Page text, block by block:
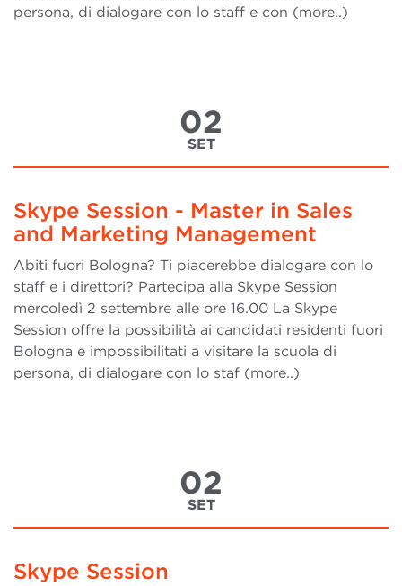
persona, di dialogare con lo staff e con (more..)
02
SET
Skype Session - Master in Sales
and Marketing Management
Abiti fuori Bologna? Ti piacerebbe dialogare con lo
staff e i direttori? Partecipa alla Skype Session
mercoledì 2 settembre alle ore 16.00 La Skype
Session offre la possibilità ai candidati residenti fuori
Bologna e impossibilitati a visitare la scuola di
persona, di dialogare con lo staf (more..)
02
SET
Skype Session